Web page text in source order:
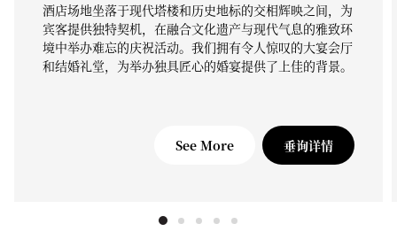
酒店场地坐落于现代塔楼和历史地标的交相辉映之间，为
宾客提供独特契机，在融合文化遗产与现代气息的雅致环
境中举办难忘的庆祝活动。我们拥有令人惊叹的大宴会厅
和结婚礼堂，为举办独具匠心的婚宴提供了上佳的背景。
See More 垂询详情